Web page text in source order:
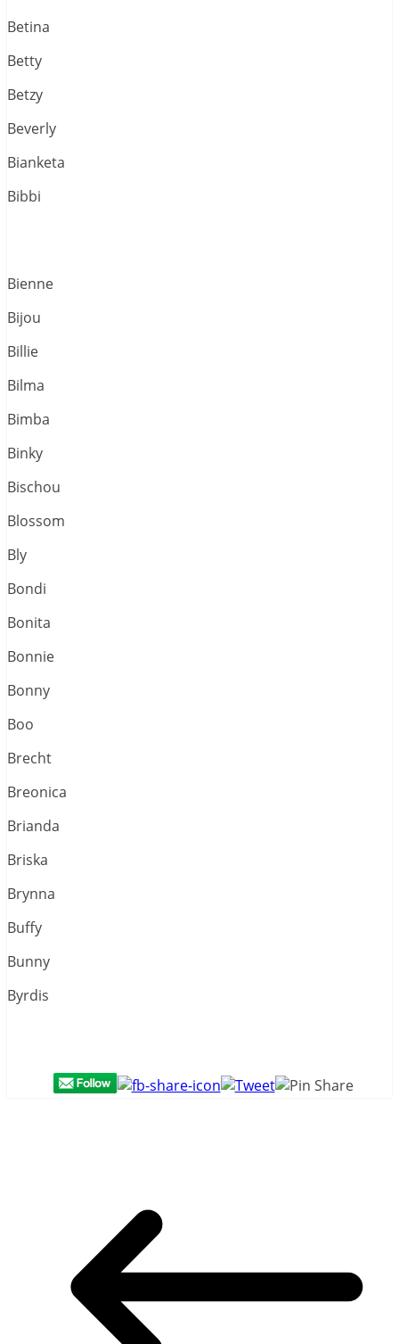
Betina
Betty
Betzy
Beverly
Bianketa
Bibbi
Bienne
Bijou
Billie
Bilma
Bimba
Binky
Bischou
Blossom
Bly
Bondi
Bonita
Bonnie
Bonny
Boo
Brecht
Breonica
Brianda
Briska
Brynna
Buffy
Bunny
Byrdis